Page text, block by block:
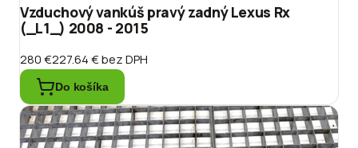
Vzduchový vankúš pravý zadný Lexus Rx
(_L1_) 2008 - 2015
280 €227.64 €bez DPH
Do košíka